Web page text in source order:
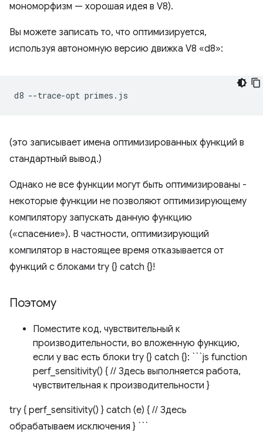
мономорфизм — хорошая идея в V8).
Вы можете записать то, что оптимизируется,
используя автономную версию движка V8 «d8»:
d8 --trace-opt
(это записывает имена оптимизированных функций в
стандартный вывод.)
Однако не все функции могут быть оптимизированы -
некоторые функции не позволяют оптимизирующему
компилятору запускать данную функцию
(«спасение»). В частности, оптимизирующий
компилятор в настоящее время отказывается от
функций с блоками try {} catch {}!
Поэтому
Поместите код, чувствительный к
производительности, во вложенную функцию,
если у вас есть блоки try {} catch {}: ```js function
perf_sensitivity() { // Здесь выполняется работа,
чувствительная к производительности }
try { perf_sensitivity() } catch (e) { // Здесь
обрабатываем исключения } ```